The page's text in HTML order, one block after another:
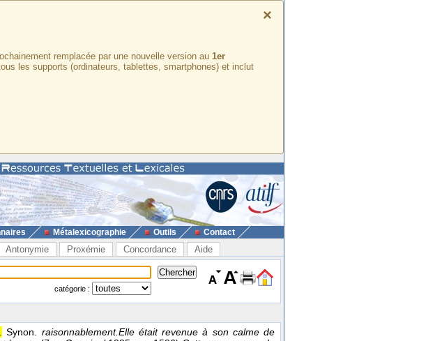
×
remplacée par une nouvelle version au 1er
les supports (ordinateurs, tablettes, smartphones) et inclut
Métalexicographie Outils Contact
Antonymie Proxémie Concordance Aide
catégorie :
Synon. raisonnablement.Elle était revenue à son calme de